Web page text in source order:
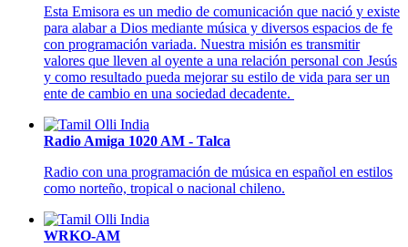
Esta Emisora es un medio de comunicación que nació y existe
para alabar a Dios mediante música y diversos espacios de fe
con programación variada. Nuestra misión es transmitir
valores que lleven al oyente a una relación personal con Jesús
y como resultado pueda mejorar su estilo de vida para ser un
ente de cambio en una sociedad decadente.
Radio Amiga 1020 AM - Talca
Radio con una programación de música en español en estilos
como norteño, tropical o nacional chileno.
WRKO-AM